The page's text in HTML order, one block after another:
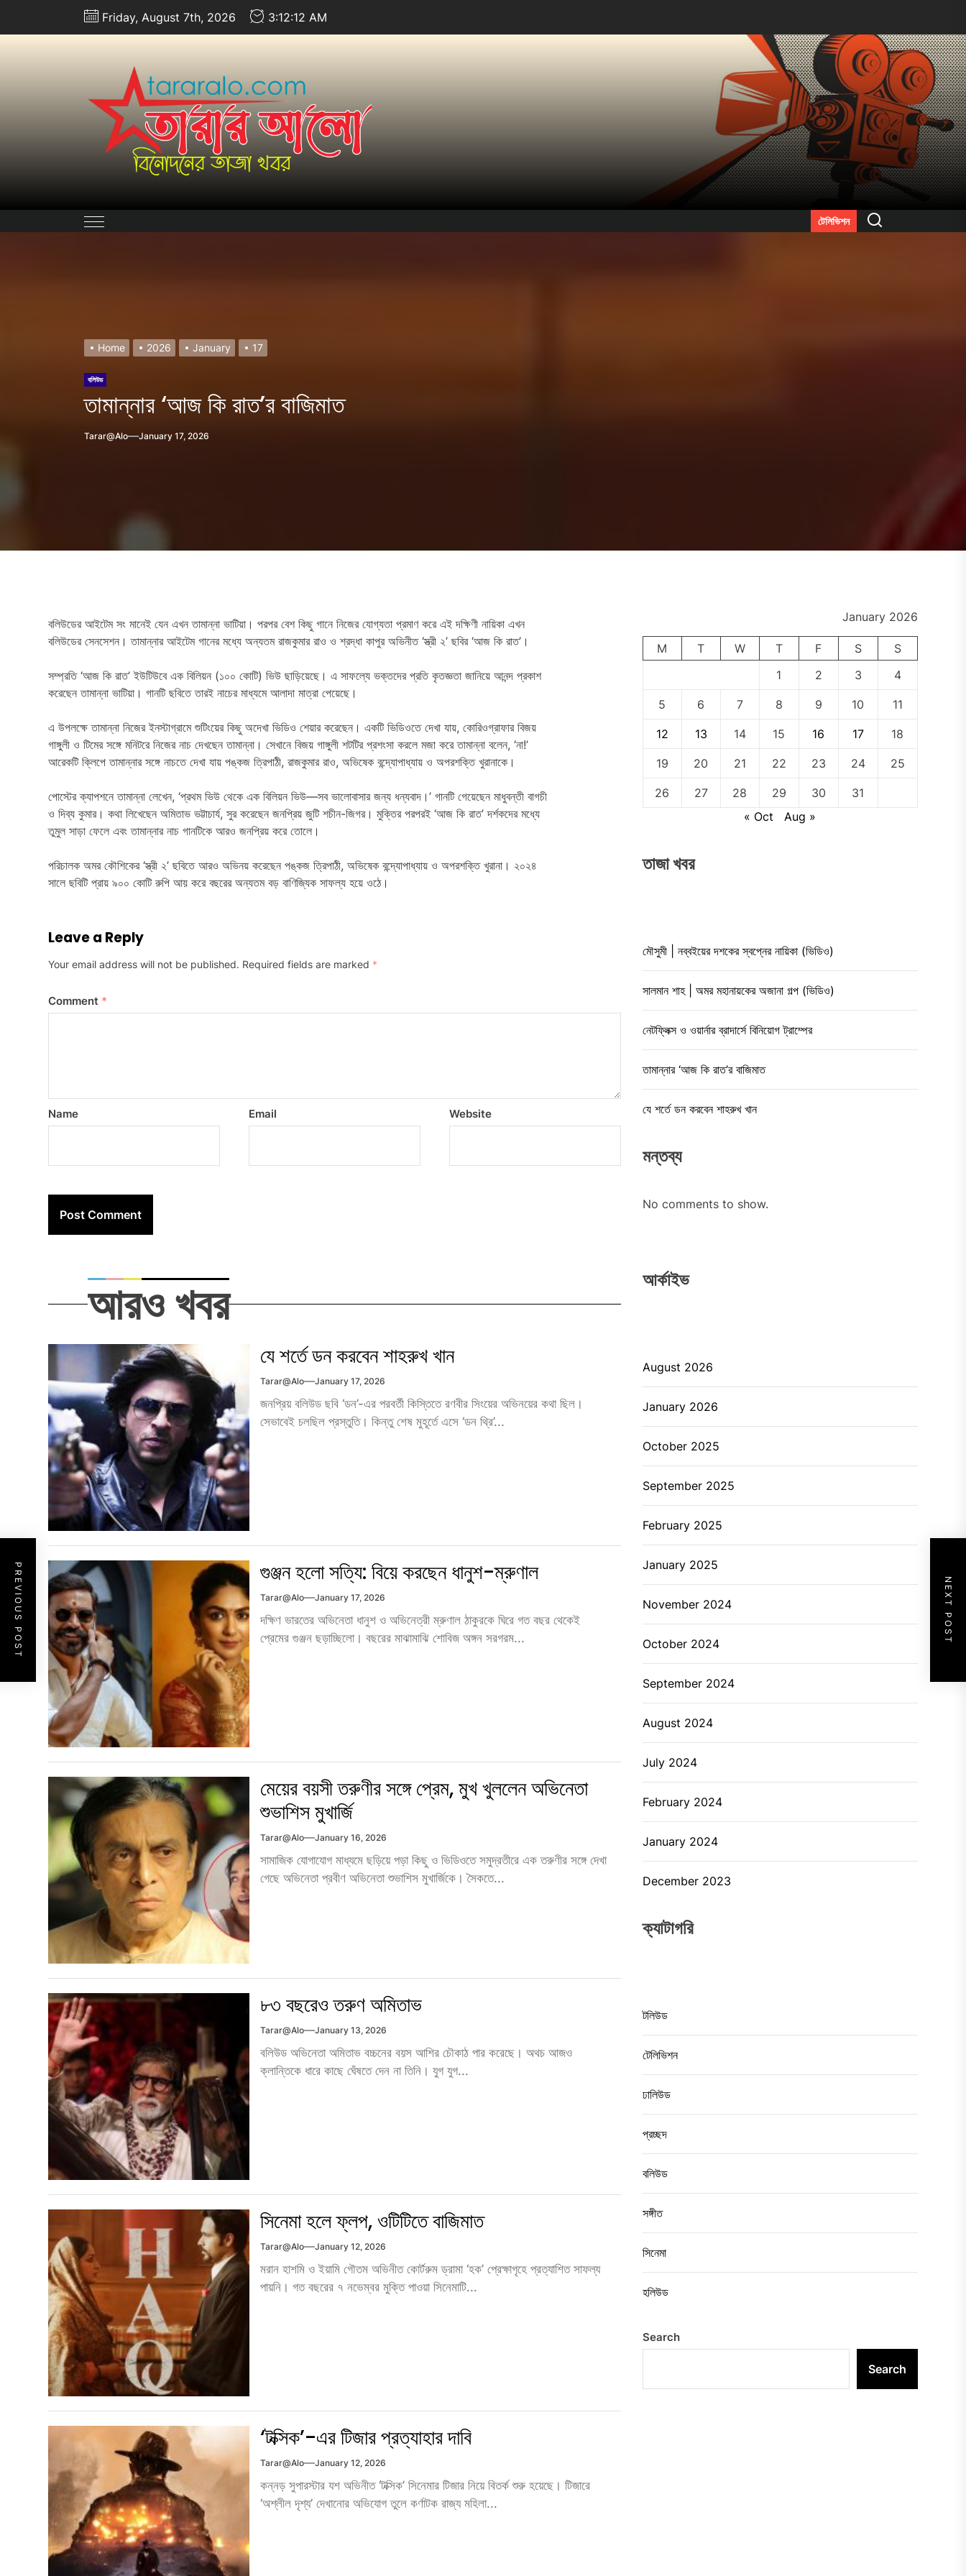
Friday, August 7th, 2026 3:12:13 AM
তারার
আলো.কম
টেলিভিশন Search
Home 2026 January 17
বলিউড
তামান্নার ‘আজ কি রাত’র বাজিমাত
Tarar@alo January 17, 2026
বলিউডের আইটেম সং মানেই যেন এখন তামান্না ভাটিয়া। পরপর বেশ কিছু গানে নিজের যোগ্যতা প্রমাণ করে এই দক্ষিণী নায়িকা এখন
বলিউডের সেনসেশন। তামান্নার আইটেম গানের মধ্যে অন্যতম রাজকুমার রাও ও শ্রদ্ধা কাপুর অভিনীত ‘স্ত্রী ২’ ছবির ‘আজ কি রাত’।
সম্প্রতি ‘আজ কি রাত’ ইউটিউবে এক বিলিয়ন (১০০ কোটি) ভিউ ছাড়িয়েছে। এ সাফল্যে ভক্তদের প্রতি কৃতজ্ঞতা জানিয়ে আনন্দ প্রকাশ
করেছেন তামান্না ভাটিয়া। গানটি ছবিতে তারই নাচের মাধ্যমে আলাদা মাত্রা পেয়েছে।
এ উপলক্ষে তামান্না নিজের ইনস্টাগ্রামে শুটিংয়ের কিছু অদেখা ভিডিও শেয়ার করেছেন। একটি ভিডিওতে দেখা যায়, কোরিওগ্রাফার বিজয়
গাঙ্গুলী ও টিমের সঙ্গে মনিটরে নিজের নাচ দেখছেন তামান্না। সেখানে বিজয় গাঙ্গুলী শটটির প্রশংসা করলে মজা করে তামান্না বলেন, ‘না!’
আরেকটি ক্লিপে তামান্নার সঙ্গে নাচতে দেখা যায় পঙ্কজ ত্রিপাঠী, রাজকুমার রাও, অভিষেক বন্দ্যোপাধ্যায় ও অপরশক্তি খুরানাকে।
পোস্টের ক্যাপশনে তামান্না লেখেন, ‘প্রথম ভিউ থেকে এক বিলিয়ন ভিউ—সব ভালোবাসার জন্য ধন্যবাদ।’ গানটি গেয়েছেন মাধুবন্তী বাগচী
ও দিব্য কুমার। কথা লিখেছেন অমিতাভ ভট্টাচার্য, সুর করেছেন জনপ্রিয় জুটি শচীন-জিগর। মুক্তির পরপরই ‘আজ কি রাত’ দর্শকদের মধ্যে
তুমুল সাড়া ফেলে এবং তামান্নার নাচ গানটিকে আরও জনপ্রিয় করে তোলে।
পরিচালক অমর কৌশিকের ‘স্ত্রী ২’ ছবিতে আরও অভিনয় করেছেন পঙ্কজ ত্রিপাঠী, অভিষেক বন্দ্যোপাধ্যায় ও অপরশক্তি খুরানা। ২০২৪
সালে ছবিটি প্রায় ৯০০ কোটি রুপি আয় করে বছরের অন্যতম বড় বাণিজ্যিক সাফল্য হয়ে ওঠে।
Leave a Reply
Your email address will not be published. Required fields are marked *
Comment *
Name Email Website
PREVIOUS POST NEXT POST
আরও খবর
যে শর্তে ডন করবেন শাহরুখ খান
Tarar@alo January 17, 2026
জনপ্রিয় বলিউড ছবি ‘ডন’-এর পরবর্তী কিস্তিতে রণবীর সিংয়ের অভিনয়ের কথা ছিল।
সেভাবেই চলছিল প্রস্তুতি। কিন্তু শেষ মুহূর্তে এসে ‘ডন থ্রি’...
গুঞ্জন হলো সত্যি: বিয়ে করছেন ধানুশ-ম্রুণাল
Tarar@alo January 17, 2026
দক্ষিণ ভারতের অভিনেতা ধানুশ ও অভিনেত্রী ম্রুণাল ঠাকুরকে ঘিরে গত বছর থেকেই
প্রেমের গুঞ্জন ছড়াচ্ছিলো। বছরের মাঝামাঝি শোবিজ অঙ্গন সরগরম...
মেয়ের বয়সী তরুণীর সঙ্গে প্রেম, মুখ খুললেন অভিনেতা
শুভাশিস মুখার্জি
Tarar@alo January 16, 2026
সামাজিক যোগাযোগ মাধ্যমে ছড়িয়ে পড়া কিছু ও ভিডিওতে সমুদ্রতীরে এক তরুণীর সঙ্গে দেখা
গেছে অভিনেতা প্রবীণ অভিনেতা শুভাশিস মুখার্জিকে। সৈকতে...
৮৩ বছরেও তরুণ অমিতাভ
Tarar@alo January 13, 2026
বলিউড অভিনেতা অমিতাভ বচ্চনের বয়স আশির চৌকাঠ পার করেছে। অথচ আজও
ক্লান্তিকে ধারে কাছে ঘেঁষতে দেন না তিনি। যুগ যুগ...
সিনেমা হলে ফ্লপ, ওটিটিতে বাজিমাত
Tarar@alo January 12, 2026
মরান হাশমি ও ইয়ামি গৌতম অভিনীত কোর্টরুম ড্রামা ‘হক’ প্রেক্ষাগৃহে প্রত্যাশিত সাফল্য
পায়নি। গত বছরের ৭ নভেম্বর মুক্তি পাওয়া সিনেমাটি...
‘টক্সিক’-এর টিজার প্রত্যাহার দাবি
Tarar@alo January 12, 2026
কন্নড় সুপারস্টার যশ অভিনীত ‘টক্সিক’ সিনেমার টিজার নিয়ে বিতর্ক শুরু হয়েছে। টিজারে
‘অশ্লীল দৃশ্য’ দেখানোর অভিযোগ তুলে কর্ণাটক রাজ্য মহিলা...
January 2026
M T W T F S
S
1
2 3 4
5 6 7 8 9 10 11
12 13 14 15 16 17 18
19 20 21 22 23 24 25
26 27 28 29 30
31
« Oct
Aug »
তাজা খবর
মৌসুমী | নব্বইয়ের দশকের স্বপ্নের নায়িকা (ভিডিও)
সালমান শাহ | অমর মহানায়কের অজানা গল্প (ভিডিও)
নেটফ্লিক্স ও ওয়ার্নার ব্রাদার্সে বিনিয়োগ ট্রাম্পের
তামান্নার ‘আজ কি রাত’র বাজিমাত
যে শর্তে ডন করবেন শাহরুখ খান
মন্তব্য
No comments to show.
আর্কাইভ
August 2026
January 2026
October 2025
September 2025
February 2025
January 2025
November 2024
October 2024
September 2024
August 2024
July 2024
February 2024
January 2024
December 2023
ক্যাটাগরি
টলিউড
টেলিভিশন
ঢালিউড
প্রচ্ছদ
বলিউড
সঙ্গীত
সিনেমা
হলিউড
Search
Search